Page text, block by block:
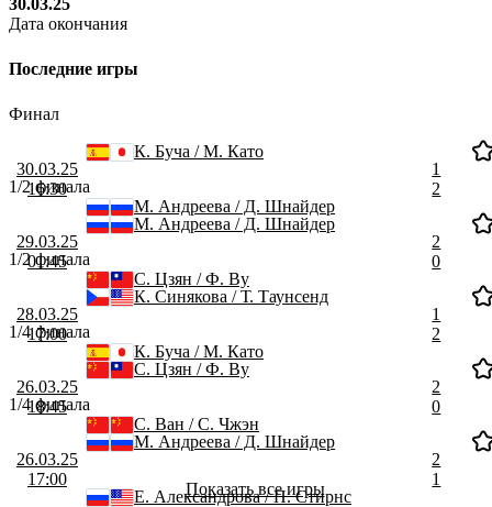
30.03.25
Дата окончания
Последние игры
Финал
30.03.25
16:30
К. Буча / М. Като
М. Андреева / Д. Шнайдер
1
2
1/2 финала
29.03.25
01:45
М. Андреева / Д. Шнайдер
С. Цзян / Ф. Ву
2
0
1/2 финала
28.03.25
17:00
К. Синякова / Т. Таунсенд
К. Буча / М. Като
1
2
1/4 финала
26.03.25
18:45
С. Цзян / Ф. Ву
С. Ван / С. Чжэн
2
0
1/4 финала
26.03.25
17:00
М. Андреева / Д. Шнайдер
Е. Александрова / П. Стирнс
2
1
Показать все игры